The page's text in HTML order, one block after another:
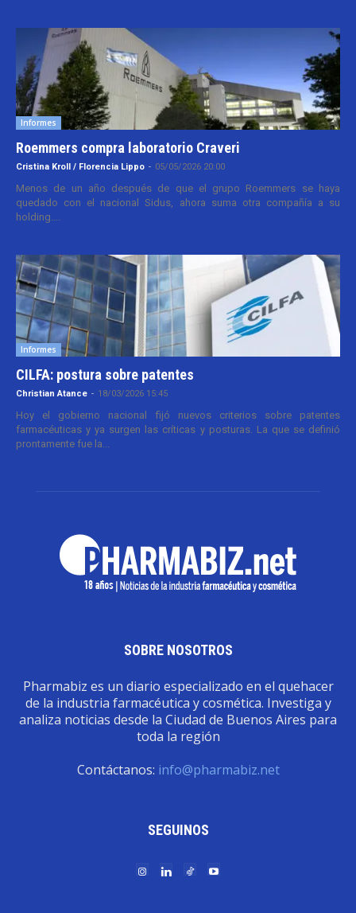
Informes
Roemmers compra laboratorio Craveri
Cristina Kroll / Florencia Lippo - 05/05/2026 20:00
Menos de un año después de que el grupo Roemmers se haya
quedado con el nacional Sidus, ahora suma otra compañía a su
holding....
Informes
CILFA: postura sobre patentes
Christian Atance - 18/03/2026 15:45
Hoy el gobierno nacional fijó nuevos criterios sobre patentes
farmacéuticas y ya surgen las críticas y posturas. La que se definió
prontamente fue la...
SOBRE NOSOTROS
Pharmabiz es un diario especializado en el quehacer
de la industria farmacéutica y cosmética. Investiga y
analiza noticias desde la Ciudad de Buenos Aires para
toda la región
Contáctanos: info@pharmabiz.net
SEGUINOS